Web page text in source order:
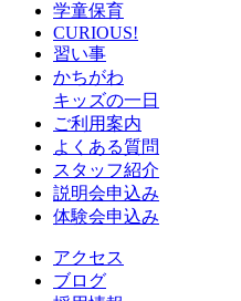
学童保育
CURIOUS!
習い事
かちがわ
キッズの一日
ご利用案内
よくある質問
スタッフ紹介
説明会申込み
体験会申込み
アクセス
ブログ